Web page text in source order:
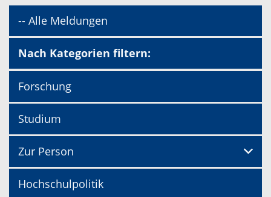
-- Alle Meldungen
Nach Kategorien filtern:
Forschung
Studium
Zur Person
Hochschulpolitik